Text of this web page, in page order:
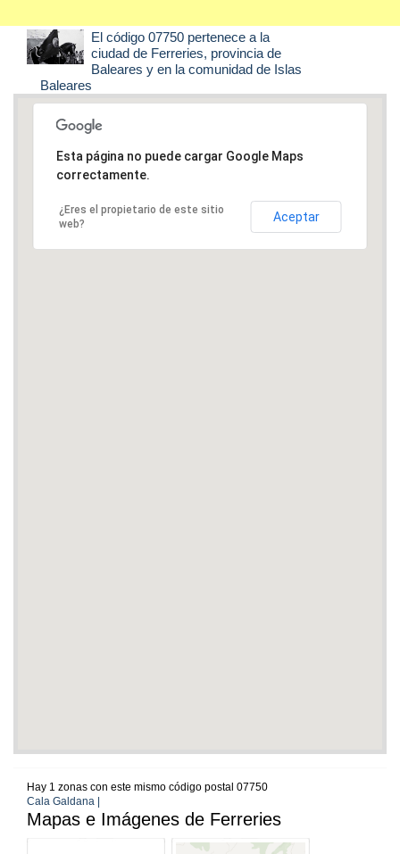
El código 07750 pertenece a la
ciudad de Ferreries, provincia de
Baleares y en la comunidad de Islas
Baleares
Esta página no puede cargar Google Maps
correctamente.
¿Eres el propietario de este sitio
web?
Aceptar
Hay 1 zonas con este mismo código postal 07750
Cala Galdana |
Mapas e Imágenes de Ferreries